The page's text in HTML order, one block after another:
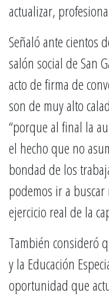
actualizar,
Señaló ante cientos
salón social de San
acto de firma de
son de muy alto
“porque al final la
el hecho que no
bondad de los
podemos ir a
ejercicio real de la
También consideró
y la Educación
oportunidad que